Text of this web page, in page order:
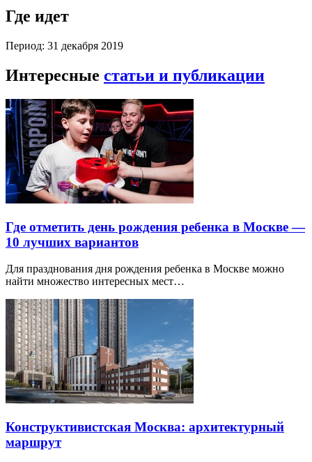
Где идет
Период: 31 декабря 2019
Интересные статьи и публикации
Где отметить день рождения ребенка в Москве —
10 лучших вариантов
Для празднования дня рождения ребенка в Москве можно
найти множество интересных мест…
Конструктивистская Москва: архитектурный
маршрут